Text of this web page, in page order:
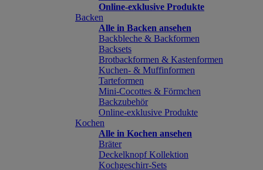
Online-exklusive Produkte
Backen
Alle in Backen ansehen
Backbleche & Backformen
Backsets
Brotbackformen & Kastenformen
Kuchen- & Muffinformen
Tarteformen
Mini-Cocottes & Förmchen
Backzubehör
Online-exklusive Produkte
Kochen
Alle in Kochen ansehen
Bräter
Deckelknopf Kollektion
Kochgeschirr-Sets